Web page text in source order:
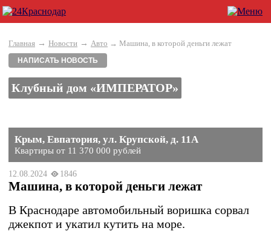
Главная → Новости → Авто → Машина, в которой деньги лежат
НАПИСАТЬ НОВОСТЬ
Клубный дом «ИМПЕРАТОР»
Крым, Евпатория, ул. Крупской, д. 11А
Квартиры от 11 370 000 рублей
12.08.2024 1846
Машина, в которой деньги лежат
В Краснодаре автомобильный воришка сорвал
джекпот и укатил кутить на море.